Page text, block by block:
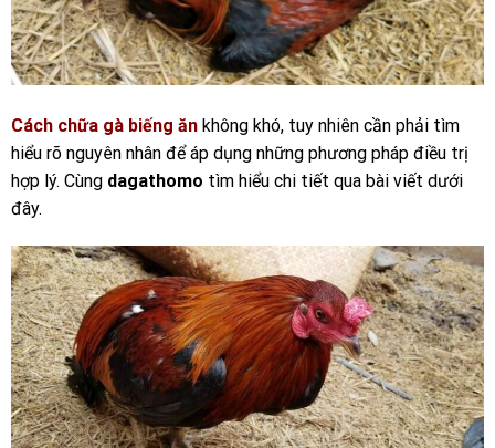
Cách chữa gà biếng ăn không khó, tuy nhiên cần phải tìm
hiểu rõ nguyên nhân để áp dụng những phương pháp điều trị
hợp lý. Cùng dagathomo tìm hiểu chi tiết qua bài viết dưới
đây.